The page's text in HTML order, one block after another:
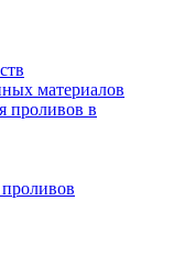
материалов
проливов в